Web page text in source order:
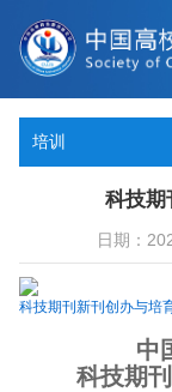
培训
科技期
日期：
科技期刊新刊创办与培
中
科技期